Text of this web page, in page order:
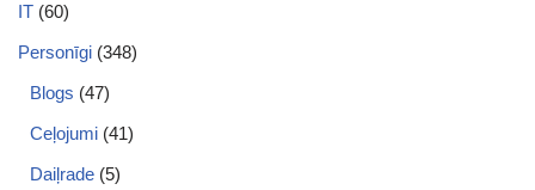
IT (60)
Personīgi (348)
Blogs (47)
Ceļojumi (41)
Daiļrade (5)